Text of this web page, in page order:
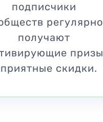
подписчики
регулярно
получают
призы
скидки.